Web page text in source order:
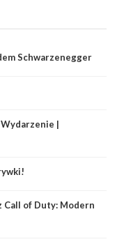
Schwarzenegger
|
Call of Duty: Modern